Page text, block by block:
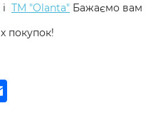
і ТМ "Olanta" Бажаємо вам
покупок!